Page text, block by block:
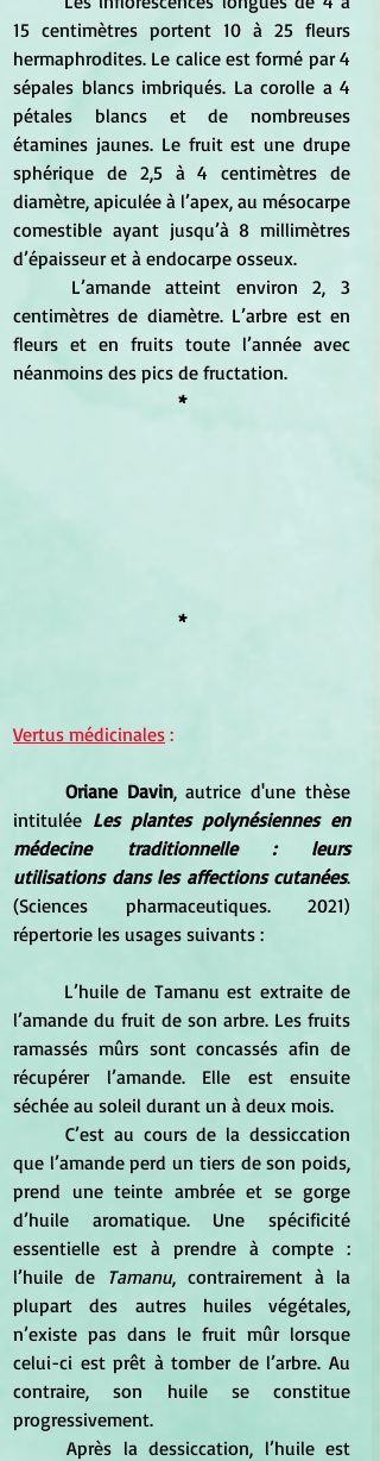
15 centimètres portent 10 à 25 fleurs
hermaphrodites. Le calice est formé par 4
sépales blancs imbriqués. La corolle a 4
pétales blancs et de nombreuses
étamines jaunes. Le fruit est une drupe
sphérique de 2,5 à 4 centimètres de
diamètre, apiculée à l’apex, au mésocarpe
comestible ayant jusqu’à 8 millimètres
d’épaisseur et à endocarpe osseux.
centimètres de diamètre. L’arbre est en
fleurs et en fruits toute l’année avec
néanmoins des pics de fructation.
*
*
Vertus médicinales :
Oriane Davin, autrice d'une thèse
intitulée Les plantes polynésiennes en
médecine traditionnelle : leurs
utilisations dans les affections cutanées.
(Sciences pharmaceutiques. 2021)
répertorie les usages suivants :
l’amande du fruit de son arbre. Les fruits
ramassés mûrs sont concassés afin de
récupérer l’amande. Elle est ensuite
séchée au soleil durant un à deux mois.
que l’amande perd un tiers de son poids,
prend une teinte ambrée et se gorge
d’huile aromatique. Une spécificité
essentielle est à prendre à compte :
l’huile de Tamanu, contrairement à la
plupart des autres huiles végétales,
n’existe pas dans le fruit mûr lorsque
celui-ci est prêt à tomber de l’arbre. Au
contraire, son huile se constitue
progressivement.
	Après la dessiccation, l’huile est